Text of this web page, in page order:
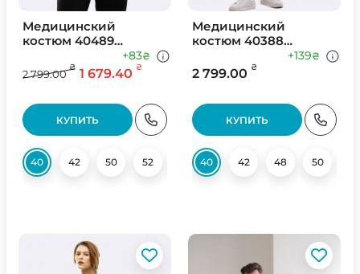
Медицинский
костюм 40489
2 799.00
₴ 1 679.40 ₴
+83₴
КУПИТЬ
40 42 50 52 56
Медицинский
костюм 40388
2 799.00 ₴
+139₴
КУПИТЬ
40 42 48 50